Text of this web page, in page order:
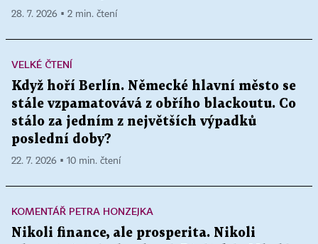
28. 7. 2026 ▪ 2 min. čtení
VELKÉ ČTENÍ
Když hoří Berlín. Německé hlavní město se
stále vzpamatovává z obřího blackoutu. Co
stálo za jedním z největších výpadků
poslední doby?
22. 7. 2026 ▪ 10 min. čtení
KOMENTÁŘ PETRA HONZEJKA
Nikoli finance, ale prosperita. Nikoli